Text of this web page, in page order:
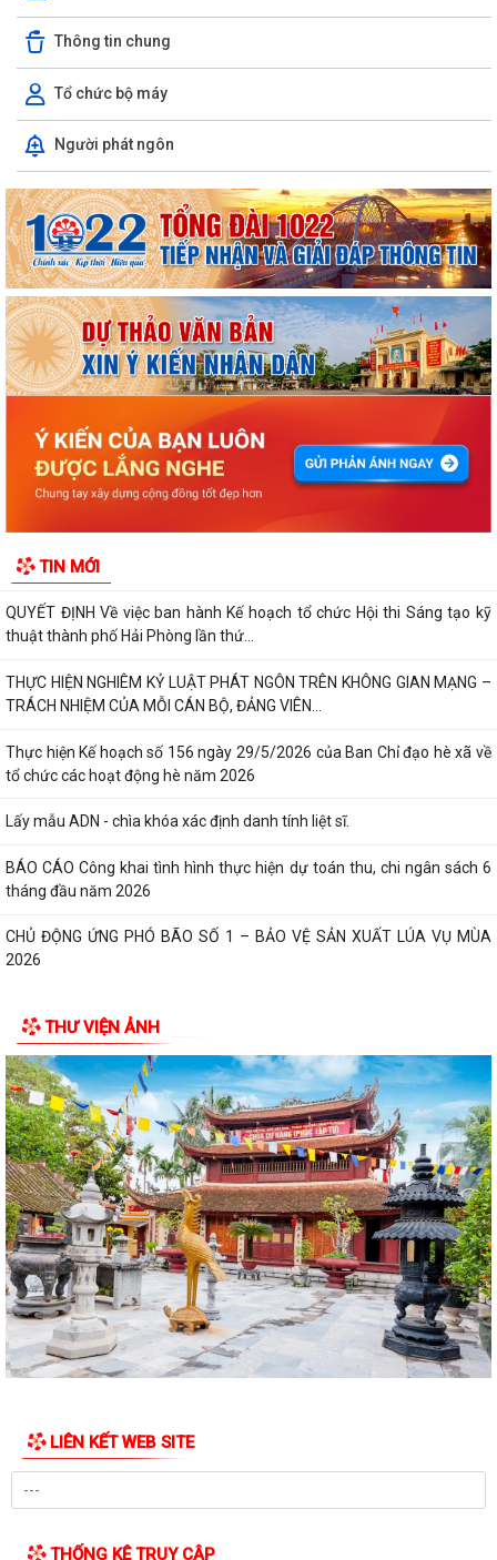
Thông tin chung
Tổ chức bộ máy
Người phát ngôn
TIN MỚI
ỦY BAN NHÂN DÂN XÃ NGUYỄN BỈNH KHIÊM TUYÊN TRUYỀN, HƯỚNG
DẪN NGƯỜI DÂN CHUYỂN ĐỔI THIẾT BỊ, SIM...
KẾ HOẠCH Triển khai tuyển chọn thực tập sinh nữ đi thực tập kỹ thuật
tại Nhật Bản Đợt II năm 2026
Kỷ niệm 79 năm Ngày Thương binh - Liệt sĩ (27-7-1947 – 27-7-2026)
KHẢO SÁT, THĂM DÒ Ý KIẾN SAU 01 NĂM THỰC HIỆN MÔ HÌNH CHÍNH
QUYỀN ĐỊA PHƯƠNG 02 CẤP
tư của cộng đồng các công trình,...
QUYẾT ĐỊNH Về việc ban hành Kế hoạch tổ chức Hội thi Sáng tạo kỹ
thuật thành phố Hải Phòng lần thứ...
THỰC HIỆN NGHIÊM KỶ LUẬT PHÁT NGÔN TRÊN KHÔNG GIAN MẠNG –
TRÁCH NHIỆM CỦA MỖI CÁN BỘ, ĐẢNG VIÊN...
Thực hiện Kế hoạch số 156 ngày 29/5/2026 của Ban Chỉ đạo hè xã về
tổ chức các hoạt động hè năm 2026
Lấy mẫu ADN - chìa khóa xác định danh tính liệt sĩ.
BÁO CÁO Công khai tình hình thực hiện dự toán thu, chi ngân sách 6
tháng đầu năm 2026
CHỦ ĐỘNG ỨNG PHÓ BÃO SỐ 1 – BẢO VỆ SẢN XUẤT LÚA VỤ MÙA
2026
XÚC CỬ TRI CHUẨN BỊ KỲ HỌP THƯỜNG LỆ...
Công điện phòng chống bão số 1 (Bão MAYSAK) và mưa lũ sau bão
THÔNG BÁO Lịch tiếp công dân định kỳ của Chủ tịch Ủy ban nhân dân
xã Quý III, IV năm 2026
Bộ Chính trị tổ chức hội nghị toàn quốc sơ kết 1 năm vận hành mô hình
tổ chức tổng thể của hệ...
Luật sửa đổi bổ sung một số điều của Luật Tiếp công dân, luật khiếu
nại, luật tố cáo
Luật sửa đổi, bổ sung một số điều của Luật phòng chống tham nhũng
Chiến dịch “500 ngày đêm đẩy mạnh thực hiện tìm kiếm, quy tập và
Kỷ niệm Ngày gia đình Việt Nam 28/6
KẾ HOẠCH Tiếp công dân của Chủ tịch Ủy ban nhân dân xã Quý III, IV
THƯ VIỆN ẢNH
LIÊN KẾT WEB SITE
THỐNG KÊ TRUY CẬP